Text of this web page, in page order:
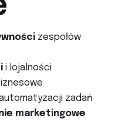
zespołów
i lojalności
zadań
marketingowe